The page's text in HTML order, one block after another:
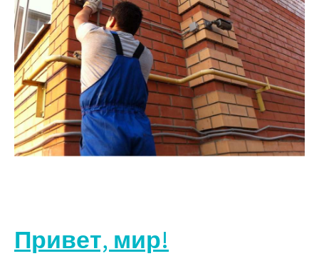
Привет, мир!